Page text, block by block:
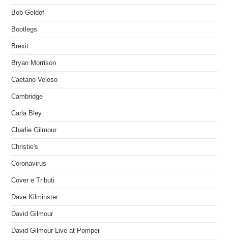
Bob Geldof
Bootlegs
Brexit
Bryan Morrison
Caetano Veloso
Cambridge
Carla Bley
Charlie Gilmour
Christie's
Coronavirus
Cover e Tributi
Dave Kilminster
David Gilmour
David Gilmour Live at Pompeii